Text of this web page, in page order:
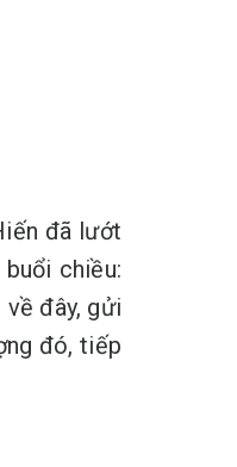
đã lướt
chiều:
đây, gửi
đó, tiếp